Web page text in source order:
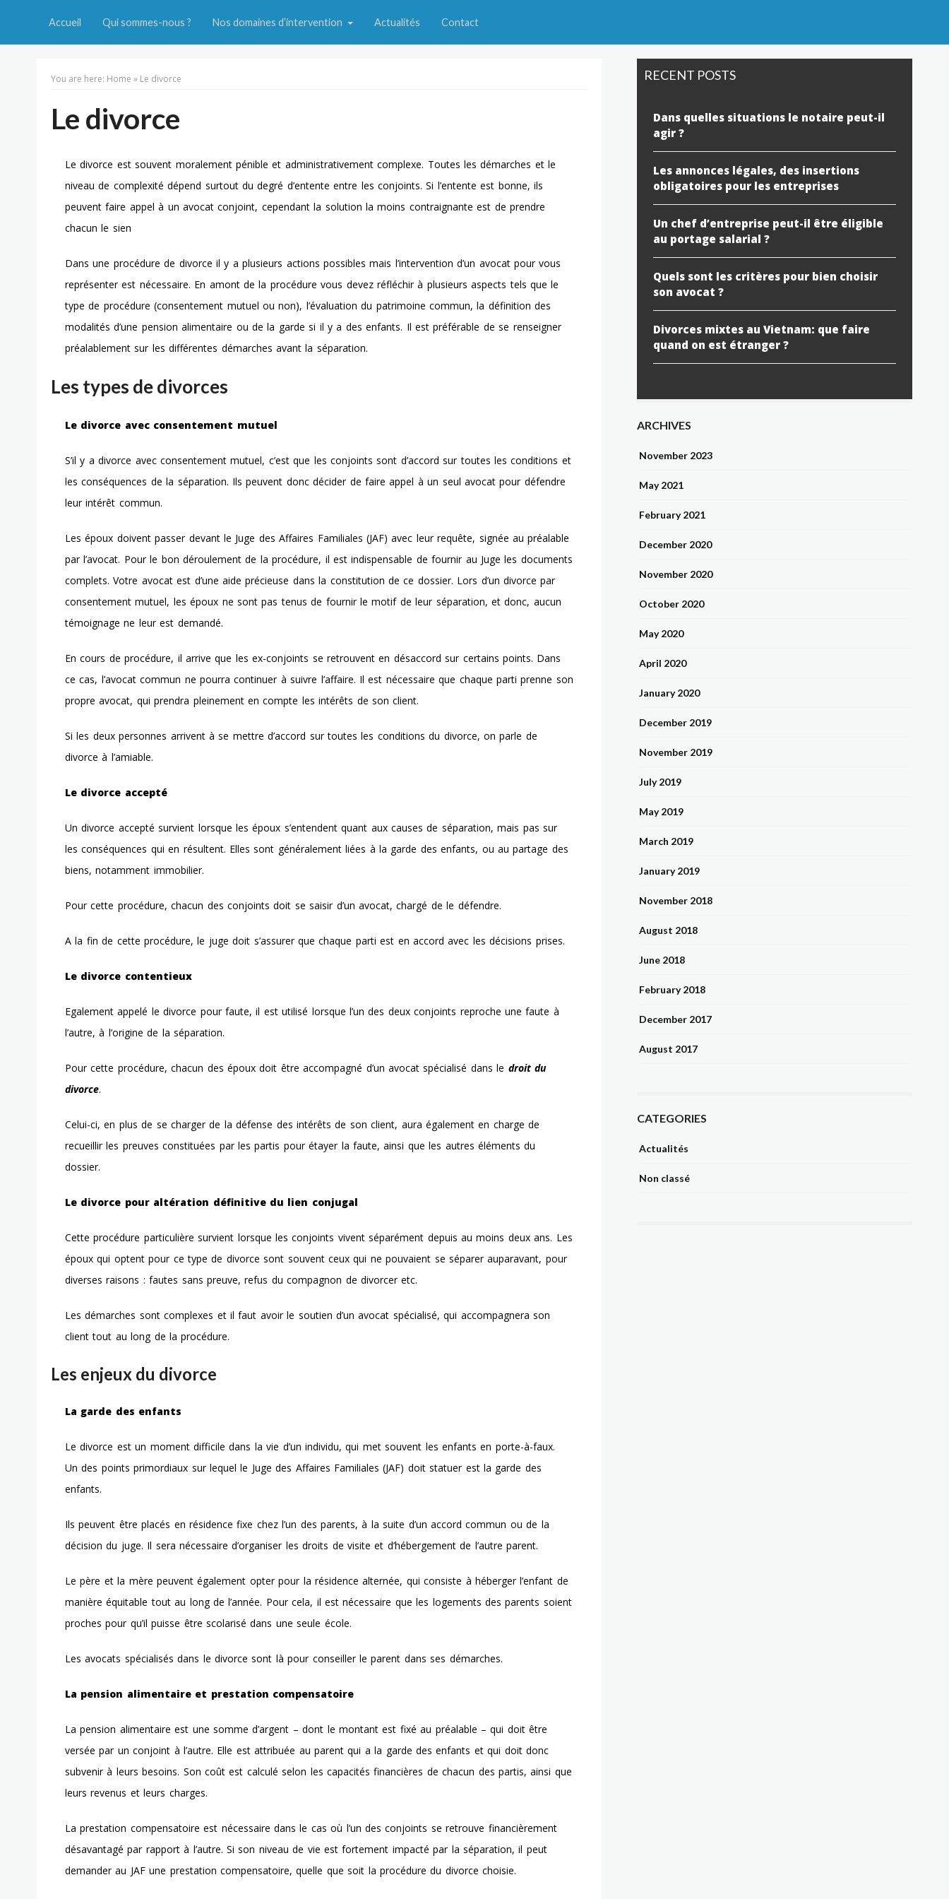
Accueil Qui sommes-nous ? Nos domaines d’intervention Actualités Contact
You are here: Home » Le divorce
Le divorce
Le divorce est souvent moralement pénible et administrativement complexe. Toutes les démarches et le
niveau de complexité dépend surtout du degré d’entente entre les conjoints. Si l’entente est bonne, ils
peuvent faire appel à un avocat conjoint, cependant la solution la moins contraignante est de prendre
chacun le sien
Dans une procédure de divorce il y aplusieurs actions possibles mais l’intervention d’un avocat pour vous
représenter est nécessaire. En amont de la procédure vous devez réfléchir à plusieurs aspects tels que le
type de procédure (consentement mutuel ou non), l’évaluation du patrimoine commun, la définition des
modalités d’une pension alimentaire ou de la gardesi il y a des enfants. Il est préférable de se renseigner
préalablement sur lesdifférentes démarches avant la séparation.
Les types de divorces
Le divorce avec consentement mutuel
S’il y a divorce avec consentement mutuel, c’est que les conjoints sont d’accord sur toutes les conditions et
les conséquences de la séparation. Ils peuvent donc décider de faire appel à un seul avocat pour défendre
leur intérêt commun.
Les époux doivent passer devant le Juge des Affaires Familiales (JAF) avec leur requête, signée au préalable
par l’avocat. Pour le bon déroulement de la procédure, il est indispensable de fournir au Juge les documents
complets. Votre avocat est d’une aide précieuse dans la constitution de ce dossier. Lors d’un divorce par
consentement mutuel, les époux ne sont pas tenus de fournir le motif de leur séparation, et donc, aucun
témoignage ne leur est demandé.
En cours de procédure, il arrive que les ex-conjoints se retrouvent en désaccord sur certains points. Dans
ce cas, l’avocat commun ne pourra continuer à suivre l’affaire. Il est nécessaire que chaque parti prenne son
propre avocat, qui prendra pleinement en compte les intérêts de son client.
Si les deux personnes arrivent à se mettre d’accord sur toutes les conditions du divorce, on parle de
divorce à l’amiable.
Le divorce accepté
Un divorce accepté survient lorsque les époux s’entendent quant aux causes de séparation, mais pas sur
les conséquences qui en résultent. Elles sont généralement liées à la garde des enfants, ou au partage des
biens, notamment immobilier.
Pour cette procédure, chacun des conjoints doit se saisir d’un avocat, chargé de le défendre.
A la fin de cette procédure, le juge doit s’assurer que chaque parti est en accord avec les décisions prises.
Le divorce contentieux
Egalement appelé le divorce pour faute, il est utilisé lorsque l’un des deux conjoints reproche une faute à
l’autre, à l’origine de la séparation.
Pour cette procédure, chacun des époux doit être accompagné d’un avocat spécialisé dans le droit du
divorce.
Celui-ci, en plus de se charger de la défense des intérêts de son client, aura également en charge de
recueillir les preuves constituées par les partis pour étayer la faute, ainsi que les autres éléments du
dossier.
Le divorce pour altération définitive du lien conjugal
Cette procédure particulière survient lorsque les conjoints vivent séparément depuis au moins deux ans. Les
époux qui optent pour ce type de divorce sont souvent ceux qui ne pouvaient se séparer auparavant, pour
diverses raisons : fautes sans preuve, refus du compagnon de divorcer etc.
Les démarches sont complexes et il faut avoir le soutien d’un avocat spécialisé, qui accompagnera son
client tout au long de la procédure.
Les enjeux du divorce
La garde des enfants
Le divorce est un moment difficile dans la vie d’un individu, qui met souvent les enfants en porte-à-faux.
Un des points primordiaux sur lequel le Juge des Affaires Familiales (JAF) doit statuer est la garde des
enfants.
Ils peuvent être placés en résidence fixe chez l’un des parents, à la suite d’un accord commun ou de la
décision du juge. Il sera nécessaire d’organiser les droits de visite et d’hébergement de l’autre parent.
Le père et la mère peuvent également opter pour la résidence alternée, qui consiste à héberger l’enfant de
manière équitable tout au long de l’année. Pour cela, il est nécessaire que les logements des parents soient
proches pour qu’il puisse être scolarisé dans une seule école.
Lesavocats spécialisés dans le divorce sont là pour conseiller le parent dans ses démarches.
La pension alimentaire et prestation compensatoire
La pension alimentaire est une somme d’argent – dont le montant est fixé au préalable – qui doit être
versée par un conjoint à l’autre. Elle est attribuée au parent qui a la garde des enfants et qui doit donc
subvenir à leurs besoins. Son coût est calculé selon les capacités financières de chacun des partis, ainsi que
leurs revenus et leurs charges.
La prestation compensatoire est nécessaire dans le cas où l’un des conjoints se retrouve financièrement
désavantagé par rapport à l’autre. Si son niveau de vie est fortement impacté par la séparation, il peut
demander au JAF une prestation compensatoire, quelle que soit la procédure du divorce choisie.
RECENT POSTS
Dans quelles situations le notaire peut-il
agir ?
Les annonces légales, des insertions
obligatoires pour les entreprises
Un chef d’entreprise peut-il être éligible
au portage salarial ?
Quels sont les critères pour bien choisir
son avocat ?
Divorces mixtes au Vietnam: que faire
quand on est étranger ?
ARCHIVES
November 2023
May 2021
February 2021
December 2020
November 2020
October 2020
May 2020
April 2020
January 2020
December 2019
November 2019
July 2019
May 2019
March 2019
January 2019
November 2018
August 2018
June 2018
February 2018
December 2017
August 2017
CATEGORIES
Actualités
Non classé